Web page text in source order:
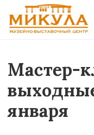
Мастер-
января